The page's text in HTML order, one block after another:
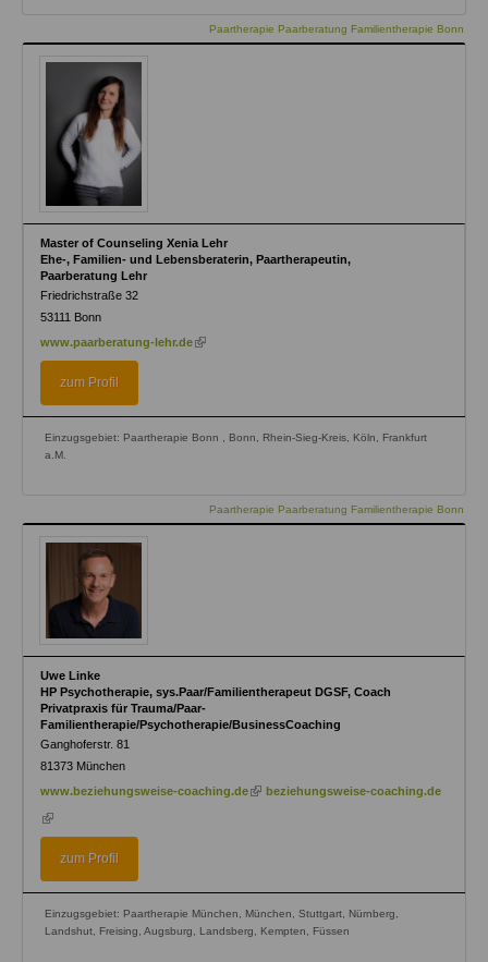
Paartherapie Paarberatung Familientherapie Bonn
Master of Counseling Xenia Lehr
Ehe-, Familien- und Lebensberaterin, Paartherapeutin,
Paarberatung Lehr
Friedrichstraße 32
53111
Bonn
www.paarberatung-lehr.de (link
zum Profil
Einzugsgebiet: Paartherapie Bonn , Bonn, Rhein-Sieg-Kreis, Köln, Frankfurt
a.M.
Paartherapie Paarberatung Familientherapie Bonn
Uwe Linke
HP Psychotherapie, sys.Paar/Familientherapeut DGSF, Coach
Privatpraxis für Trauma/Paar-
Familientherapie/Psychotherapie/BusinessCoaching
Ganghoferstr. 81
81373 München
www.beziehungsweise-coaching.de (linkbeziehungsweise-coaching.de
(link
zum Profil
Einzugsgebiet: Paartherapie München, München, Stuttgart, Nürnberg,
Landshut, Freising, Augsburg, Landsberg, Kempten, Füssen